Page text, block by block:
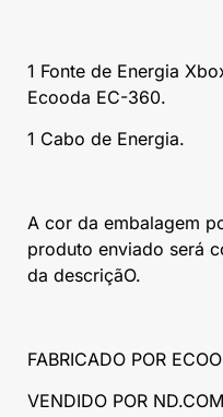
1 Fonte de Energia
Ecooda EC-360.
1 Cabo de Energia.
A cor da embalagem
produto enviado será
da descriçãO.
FABRICADO POR
VENDIDO POR ND.COM